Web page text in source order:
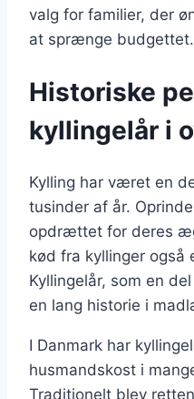
valg for familier, der
at sprænge budgettet.
Historiske
kyllingelår i
Kylling har været en
tusinder af år.
opdrættet for deres
kød fra kyllinger også
Kyllingelår, som en
en lang historie i
I Danmark har
husmandskost i
Traditionelt blev